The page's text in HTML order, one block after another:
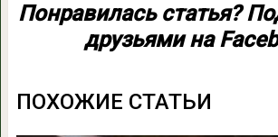
Понравилась статья?
друзьями на
ПОХОЖИЕ СТАТЬИ